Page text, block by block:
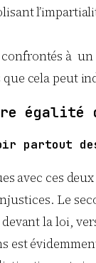
à
cela peut
partout
avec ces
Le
la loi,
est